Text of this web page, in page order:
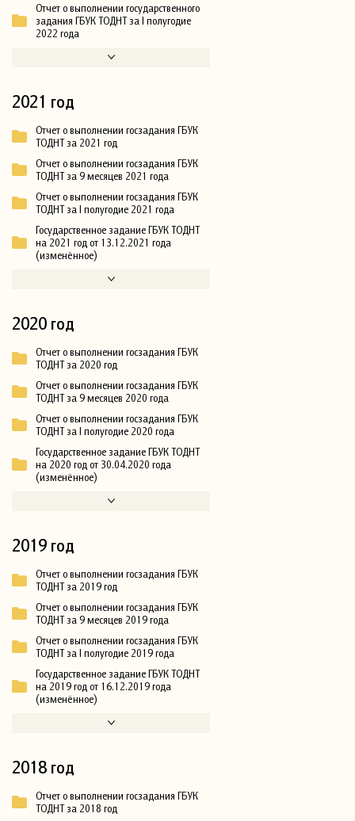
Отчет о выполнении государственного
задания ГБУК ТОДНТ за I полугодие
2022 года
2021 год
Отчет о выполнении госзадания ГБУК
ТОДНТ за 2021 год
Отчет о выполнении госзадания ГБУК
ТОДНТ за 9 месяцев 2021 года
Отчет о выполнении госзадания ГБУК
ТОДНТ за I полугодие 2021 года
Государственное задание ГБУК ТОДНТ
на 2021 год от 13.12.2021 года
(изменённое)
2020 год
Отчет о выполнении госзадания ГБУК
ТОДНТ за 2020 год
Отчет о выполнении госзадания ГБУК
ТОДНТ за 9 месяцев 2020 года
Отчет о выполнении госзадания ГБУК
ТОДНТ за I полугодие 2020 года
Государственное задание ГБУК ТОДНТ
на 2020 год от 30.04.2020 года
(изменённое)
2019 год
Отчет о выполнении госзадания ГБУК
ТОДНТ за 2019 год
Отчет о выполнении госзадания ГБУК
ТОДНТ за 9 месяцев 2019 года
Отчет о выполнении госзадания ГБУК
ТОДНТ за I полугодие 2019 года
Государственное задание ГБУК ТОДНТ
на 2019 год от 16.12.2019 года
(изменённое)
2018 год
Отчет о выполнении госзадания ГБУК
ТОДНТ за 2018 год